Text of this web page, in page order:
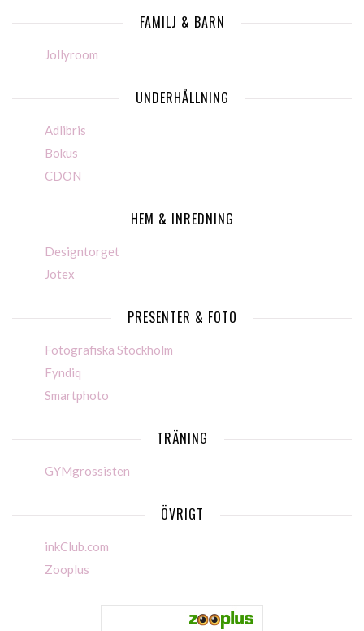
FAMILJ & BARN
Jollyroom
UNDERHÅLLNING
Adlibris
Bokus
CDON
HEM & INREDNING
Designtorget
Jotex
PRESENTER & FOTO
Fotografiska Stockholm
Fyndiq
Smartphoto
TRÄNING
GYMgrossisten
ÖVRIGT
inkClub.com
Zooplus